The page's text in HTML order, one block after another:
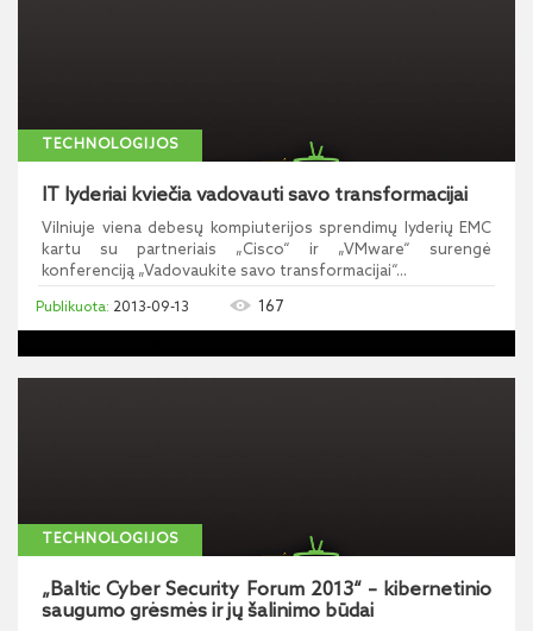
TECHNOLOGIJOS
IT lyderiai kviečia vadovauti savo transformacijai
Vilniuje viena debesų kompiuterijos sprendimų lyderių EMC
kartu su partneriais „Cisco“ ir „VMware“ surengė
konferenciją „Vadovaukite savo transformacijai“...
2013-09-13 167
TECHNOLOGIJOS
„Baltic Cyber Security Forum 2013“ – kibernetinio
saugumo grėsmės ir jų šalinimo būdai